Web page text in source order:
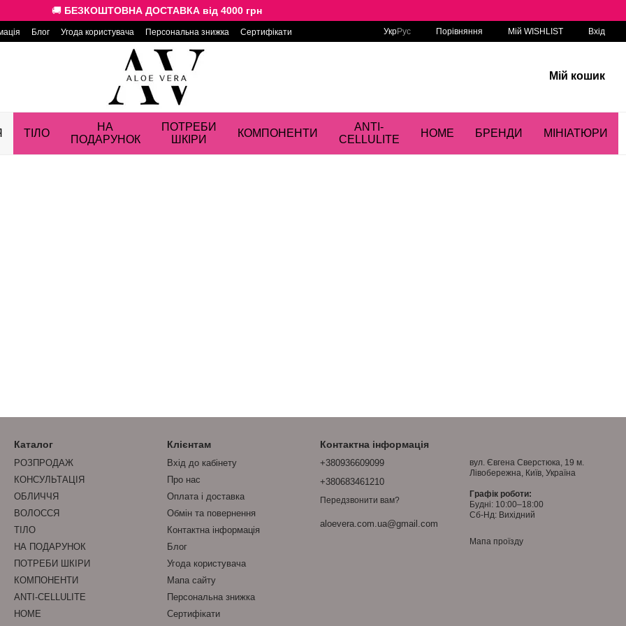
🚚 БЕЗКОШТОВНА ДОСТАВКА від 4000 грн
Блог Угода користувача Персональна знижка Сертифікати УкрРус Порівняння Мій WISHLIST Вхід
Мій кошик
ТІЛО
НА
ПОДАРУНОК
ПОТРЕБИ
ШКІРИ
КОМПОНЕНТИ
ANTI-
CELLULITE
HOME БРЕНДИ МІНІАТЮРИ
Каталог
РОЗПРОДАЖ
КОНСУЛЬТАЦІЯ
ОБЛИЧЧЯ
ВОЛОССЯ
ТІЛО
НА ПОДАРУНОК
ПОТРЕБИ ШКІРИ
КОМПОНЕНТИ
ANTI-CELLULITE
HOME
Клієнтам
Вхід до кабінету
Про нас
Оплата і доставка
Обмін та повернення
Контактна інформація
Блог
Угода користувача
Мапа сайту
Персональна знижка
Сертифікати
Контактна інформація
+380936609099
+380683461210
Передзвонити вам?
aloevera.com.ua@gmail.com
вул. Євгена Сверстюка, 19 м.
Лівобережна, Київ, Україна
Графік роботи:
Будні: 10:00–18:00
Сб-Нд: Вихідний
Мапа проїзду